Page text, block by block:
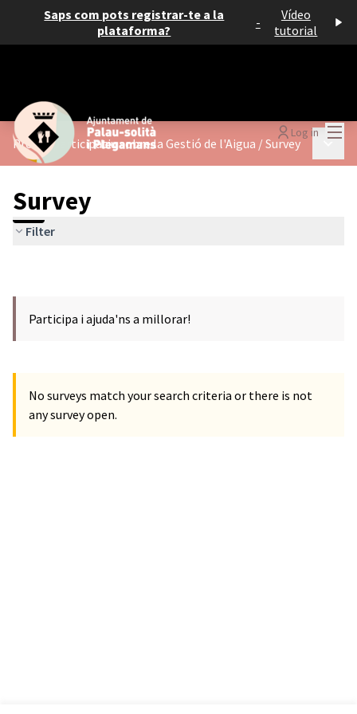
Saps com pots registrar-te a la
plataforma?
-
Vídeo
tutorial
Log in
Procés participatiu sobre la Gestió de l'Aigua /Survey Main
Survey
Filter
Participa i ajuda'ns a millorar!
No surveys match your search criteria or there is not
any survey open.